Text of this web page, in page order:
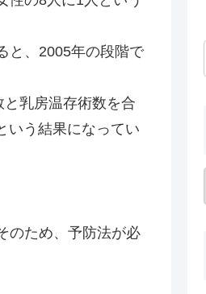
と、2005年の段階で
乳房温存術数を合
いう結果になってい
のため、予防法が必